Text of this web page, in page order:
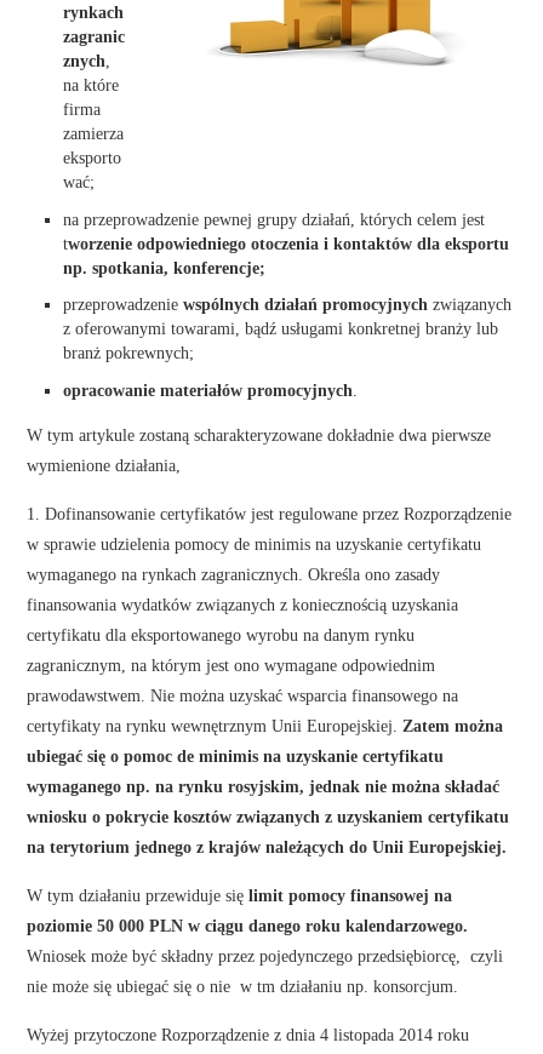
rynkach
zagranic
znych
na które
firma
zamierza
eksporto
wać;
na przeprowadzenie pewnej grupy działań, których celem jest
tworzenie odpowiedniego otoczenia i kontaktów dla eksportu
np. spotkania, konferencje;
przeprowadzeniewspólnych działań promocyjnych związanych
z oferowanymi towarami, bądź usługami konkretnej branży lub
branż pokrewnych;
opracowanie materiałów promocyjnych
W tym artykule zostaną scharakteryzowane dokładnie dwa pierwsze
wymienione działania,
1. Dofinansowanie certyfikatów jest regulowane przez Rozporządzenie
w sprawie udzielenia pomocy de minimis na uzyskanie certyfikatu
wymaganego na rynkach zagranicznych. Określa ono zasady
finansowania wydatków związanych z koniecznością uzyskania
certyfikatu dla eksportowanego wyrobu na danym rynku
zagranicznym, na którym jest ono wymagane odpowiednim
prawodawstwem. Nie można uzyskać wsparcia finansowego na
certyfikaty na rynku wewnętrznym Unii Europejskiej.
Zatem można
ubiegać się o pomoc de minimis na uzyskanie certyfikatu
wymaganego np. na rynku rosyjskim, jednak nie można składać
wniosku o pokrycie kosztów związanych z uzyskaniem certyfikatu
na terytorium jednego z krajów należących do Unii Europejskiej.
W tym działaniu przewiduje sięlimit pomocy finansowej na
poziomie 50 000 PLN w ciągu danego roku kalendarzowego.
Wniosek może być składny przez pojedynczego przedsiębiorcę, czyli
nie może się ubiegać się o nie w tm działaniu np. konsorcjum.
Wyżej przytoczone Rozporządzenie z dnia 4 listopada 2014 roku